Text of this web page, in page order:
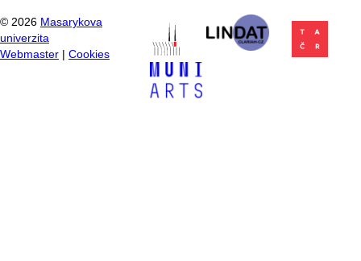
© 2026 Masarykova
univerzita
Webmaster
Cookies